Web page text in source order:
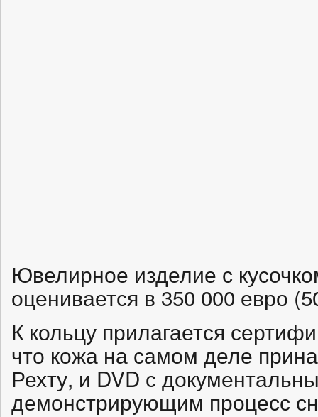
Ювелирное изделие с
оценивается в 350 000 евро
К кольцу прилагается
что кожа на самом деле
Рехту, и DVD с
демонстрирующим процесс